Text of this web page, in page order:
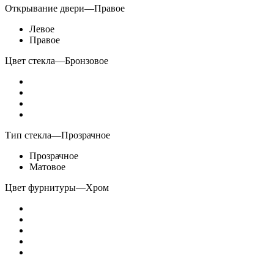
Открывание двери—Правое
Левое
Правое
Цвет стекла—Бронзовое
Тип стекла—Прозрачное
Прозрачное
Матовое
Цвет фурнитуры—Хром